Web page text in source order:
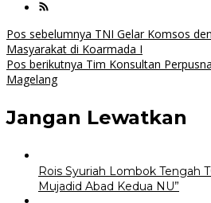
Navigasi
pos
Pos sebelumnya TNI Gelar Komsos
Masyarakat di Koarmada I
Pos berikutnya Tim Konsultan
Magelang
Jangan Lewatkan
Rois Syuriah Lombok Tengah
Mujadid Abad Kedua NU”